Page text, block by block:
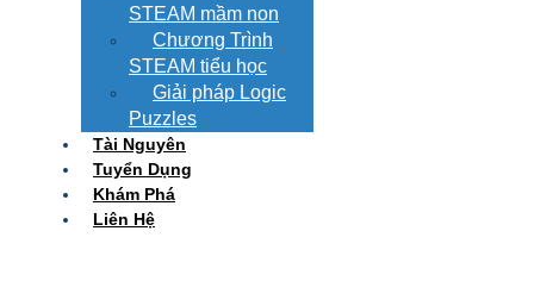
STEAM mầm non
Chương Trình
STEAM tiểu học
Giải pháp Logic
Puzzles
Tài Nguyên
Tuyển Dụng
Khám Phá
Liên Hệ